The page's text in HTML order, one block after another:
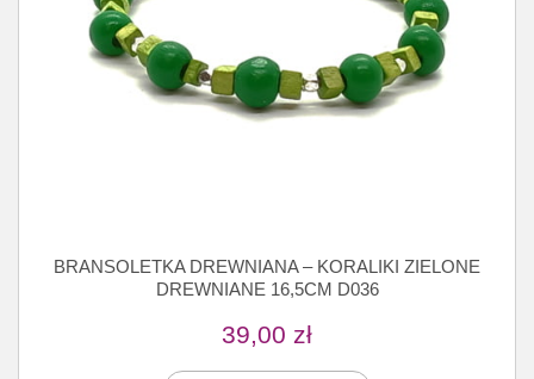
BRANSOLETKA DREWNIANA – KORALIKI ZIELONE
DREWNIANE 16,5CM D036
39,00 zł